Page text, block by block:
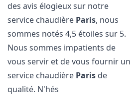
des avis élogieux sur notre
service chaudière Paris, nous
sommes notés 4,5 étoiles sur 5.
Nous sommes impatients de
vous servir et de vous fournir un
service chaudière Paris de
qualité. N'hés